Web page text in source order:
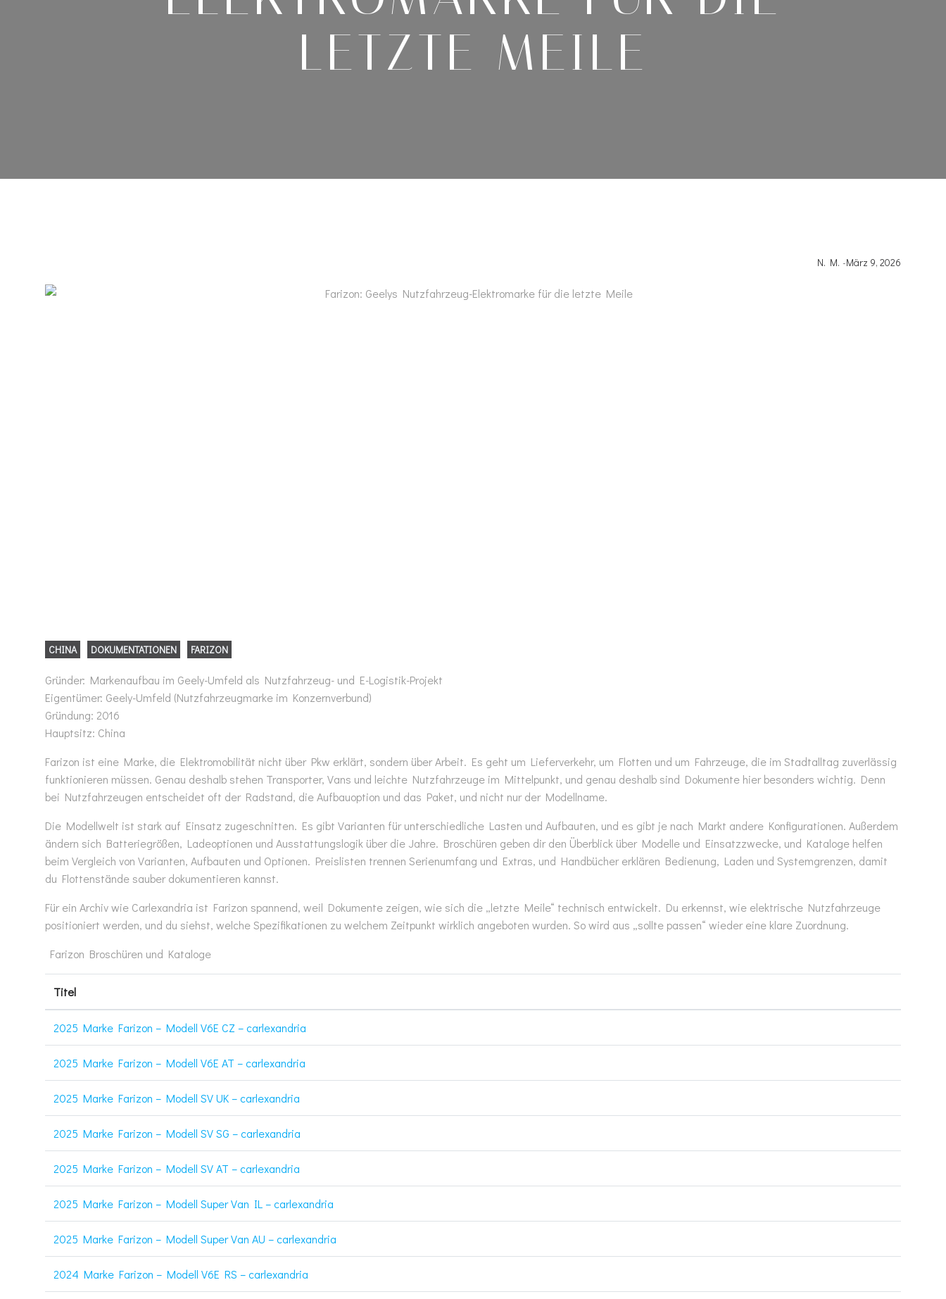
LETZTE MEILE
N. M. -März 9, 2026
CHINA DOKUMENTATIONEN FARIZON
Gründer: Markenaufbau im Geely-Umfeld als Nutzfahrzeug- und E-Logistik-Projekt
Eigentümer: Geely-Umfeld (Nutzfahrzeugmarke im Konzernverbund)
Gründung: 2016
Hauptsitz: China
Farizon ist eine Marke, die Elektromobilität nicht über Pkw erklärt, sondern über Arbeit. Es geht um Lieferverkehr, um Flotten und um Fahrzeuge, die im Stadtalltag zuverlässig
funktionieren müssen. Genau deshalb stehen Transporter, Vans und leichte Nutzfahrzeuge im Mittelpunkt, und genau deshalb sind Dokumente hier besonders wichtig. Denn
bei Nutzfahrzeugen entscheidet oft der Radstand, die Aufbauoption und das Paket, und nicht nur der Modellname.
Die Modellwelt ist stark auf Einsatz zugeschnitten. Es gibt Varianten für unterschiedliche Lasten und Aufbauten, und es gibt je nach Markt andere Konfigurationen. Außerdem
ändern sich Batteriegrößen, Ladeoptionen und Ausstattungslogik über die Jahre. Broschüren geben dir den Überblick über Modelle und Einsatzzwecke, und Kataloge helfen
beim Vergleich von Varianten, Aufbauten und Optionen. Preislisten trennen Serienumfang und Extras, und Handbücher erklären Bedienung, Laden und Systemgrenzen, damit
du Flottenstände sauber dokumentieren kannst.
Für ein Archiv wie Carlexandria ist Farizon spannend, weil Dokumente zeigen, wie sich die „letzte Meile“ technisch entwickelt. Du erkennst, wie elektrische Nutzfahrzeuge
positioniert werden, und du siehst, welche Spezifikationen zu welchem Zeitpunkt wirklich angeboten wurden. So wird aus „sollte passen“ wieder eine klare Zuordnung.
Farizon Broschüren und Kataloge
Titel
2025 Marke Farizon – Modell V6E CZ – carlexandria
2025 Marke Farizon – Modell V6E AT – carlexandria
2025 Marke Farizon – Modell SV UK – carlexandria
2025 Marke Farizon – Modell SV SG – carlexandria
2025 Marke Farizon – Modell SV AT – carlexandria
2025 Marke Farizon – Modell Super Van IL – carlexandria
2025 Marke Farizon – Modell Super Van AU – carlexandria
2024 Marke Farizon – Modell V6E RS – carlexandria